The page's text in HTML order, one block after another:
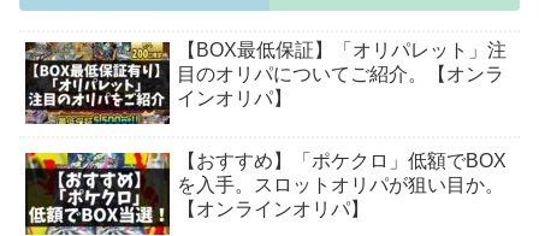
【BOX最低保証】「オリパレット」注
目のオリパについてご紹介。【オンラ
インオリパ】
【おすすめ】「ポケクロ」低額でBOX
を入手。スロットオリパが狙い目か。
【オンラインオリパ】